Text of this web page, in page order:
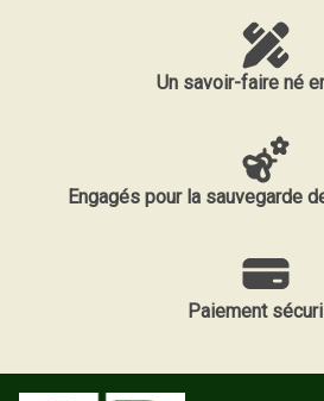
Un savoir-faire né
Engagés pour la sauvegarde
Paiement